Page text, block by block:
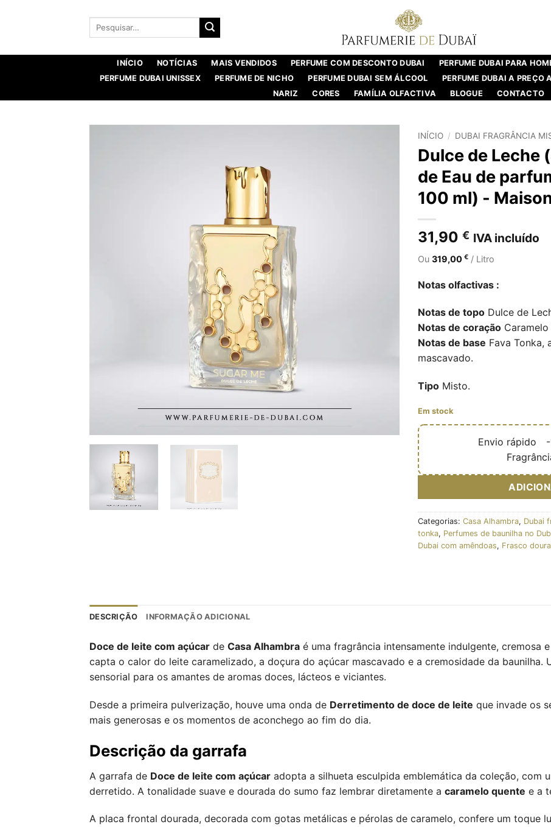
conteúdo
Procurar
INÍCIO NOTÍCIAS MAIS VENDIDOS PERFUME COM DESCONTO DUBAI PERFUME DUBAI PARA
PERFUME DUBAI UNISSEX
PERFUME DE NICHO PERFUME DUBAI SEM ÁLCOOL PERFUME DUBAI A PREÇO
NARIZ
CORES FAMÍLIA OLFACTIVA BLOGUE CONTACTO
INÍCIO / DUBAI FRAGRÂNCIA
Dulce de Leche
de Eau de
100 ml) -
31,90 € IVA incluído
Ou 319,00 € / Litro
Notas olfactivas :
Notas de topo Dulce de
Notas de coração
Notas de base Fava Tonka,
mascavado.
Tipo Misto.
Em stock
Envio rápido
Categorias: Casa Alhambra, Dubai
tonka, Perfumes de baunilha no
Dubai com amêndoas, Frasco
DESCRIÇÃO INFORMAÇÃO ADICIONAL
Doce de leite com açúcar de Casa Alhambra é uma fragrância intensamente indulgente, cremosa
capta o calor do leite caramelizado, a doçura do açúcar mascavado e a cremosidade da
sensorial para os amantes de aromas doces, lácteos e viciantes.
Desde a primeira pulverização, houve uma onda de Derretimento de doce de leite que invade os
mais generosas e os momentos de aconchego ao fim do dia.
Descrição da garrafa
A garrafa de Doce de leite com açúcar adopta a silhueta esculpida emblemática da coleção, com
derretido. A tonalidade suave e dourada do sumo faz lembrar diretamente a caramelo quente e a
A placa frontal dourada, decorada com gotas metálicas e pérolas de caramelo, confere um toque